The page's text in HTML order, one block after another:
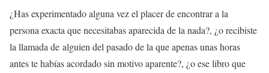
¿Has experimentado alguna vez el placer de encontrar a la
persona exacta que necesitabas aparecida de la nada?, ¿o recibiste
la llamada de alguien del pasado de la que apenas unas horas
antes te habías acordado sin motivo aparente?, ¿o ese libro que